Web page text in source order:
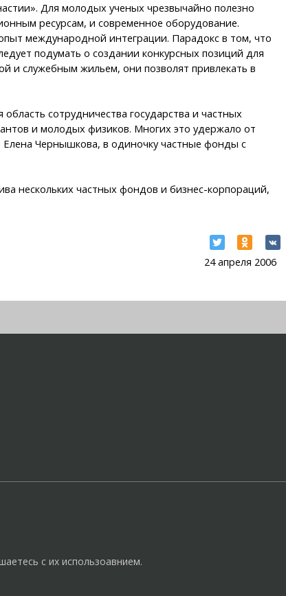
Для молодых ученых чрезвычайно полезно
ресурсам, и современное оборудование.
международной интеграции. Парадокс в том, что
подумать о создании конкурсных позиций для
и служебным жильем, они позволят привлекать в
сотрудничества государства и частных
и молодых физиков. Многих это удержало от
Елена Чернышкова, в одиночку частные фонды с
нескольких частных фондов и бизнес-корпораций,
24 апреля 2006
с их использоавнием.